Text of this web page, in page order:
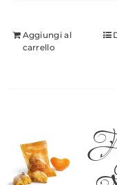
Aggiungi al
carrello